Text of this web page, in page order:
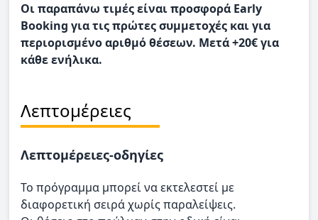
Οι παραπάνω τιμές είναι προσφορά Early
Booking για τις πρώτες συμμετοχές και για
περιορισμένο αριθμό θέσεων. Μετά +20€ για
κάθε ενήλικα.
Λεπτομέρειες
Λεπτομέρειες-οδηγίες
Το πρόγραμμα μπορεί να εκτελεστεί με
διαφορετική σειρά χωρίς παραλείψεις.